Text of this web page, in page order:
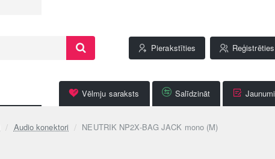
Pierakstīties Reģistrēties
Vēlmju saraksts Salīdzināt Jaunumi
Audio konektori NEUTRIK NP2X-BAG JACK mono (M)